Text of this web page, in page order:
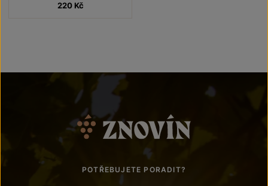
220 Kč
POTŘEBUJETE PORADIT?